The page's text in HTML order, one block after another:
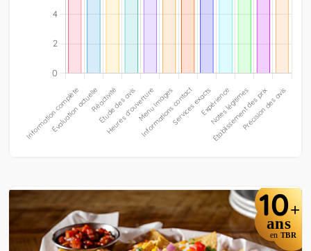
10+
ans
en TBR